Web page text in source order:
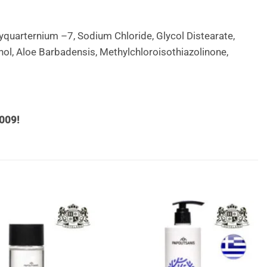
–7, Sodium Chloride, Glycol Distearate,
Aloe Barbadensis, Methylchloroisothiazolinone,